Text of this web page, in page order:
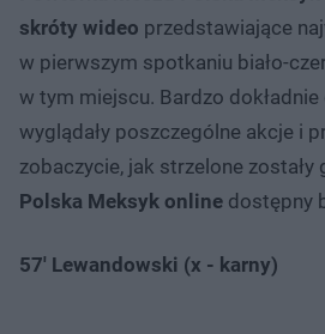
skróty wideo przedstawiające
w pierwszym spotkaniu biało-
w tym miejscu. Bardzo
wyglądały poszczególne akcje i
zobaczycie, jak strzelone zostały
Polska Meksyk online dostępny
57' Lewandowski (x - karny)